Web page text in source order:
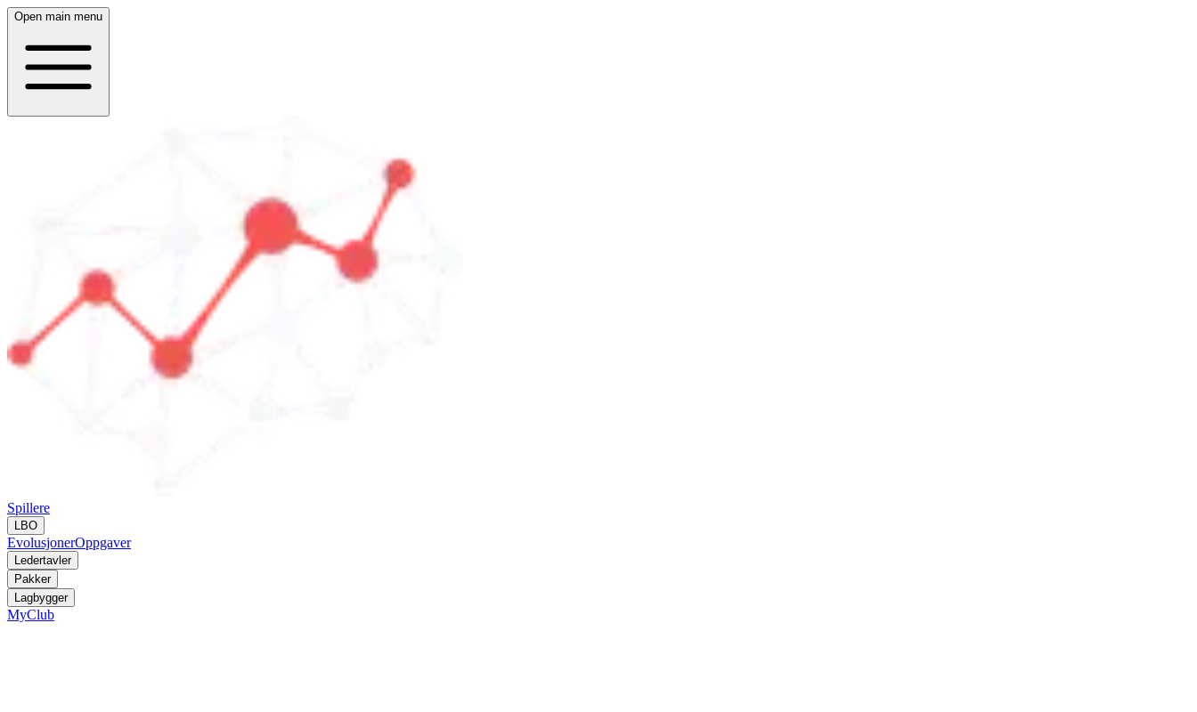
Open main menu
Spillere
LBO
EvolusjonerOppgaver
Ledertavler
Pakker
Lagbygger
MyClub